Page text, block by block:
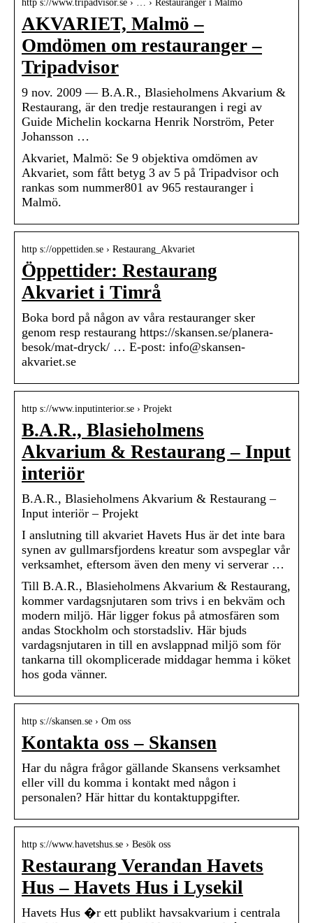
http s://www.tripadvisor.se › … › Restauranger i Malmö
AKVARIET, Malmö –
Omdömen om restauranger –
Tripadvisor
9 nov. 2009 — B.A.R., Blasieholmens Akvarium &
Restaurang, är den tredje restaurangen i regi av
Guide Michelin kockarna Henrik Norström, Peter
Johansson …
Akvariet, Malmö: Se 9 objektiva omdömen av
Akvariet, som fått betyg 3 av 5 på Tripadvisor och
rankas som nummer801 av 965 restauranger i
Malmö.
http s://oppettiden.se › Restaurang_Akvariet
Öppettider: Restaurang
Akvariet i Timrå
Boka bord på någon av våra restauranger sker
genom resp restaurang https://skansen.se/planera-
besok/mat-dryck/ … E-post: info@skansen-
akvariet.se
http s://www.inputinterior.se › Projekt
B.A.R., Blasieholmens
Akvarium & Restaurang – Input
interiör
B.A.R., Blasieholmens Akvarium & Restaurang –
Input interiör – Projekt
I anslutning till akvariet Havets Hus är det inte bara
synen av gullmarsfjordens kreatur som avspeglar vår
verksamhet, eftersom även den meny vi serverar …
Till B.A.R., Blasieholmens Akvarium & Restaurang,
kommer vardagsnjutaren som trivs i en bekväm och
modern miljö. Här ligger fokus på atmosfären som
andas Stockholm och storstadsliv. Här bjuds
vardagsnjutaren in till en avslappnad miljö som för
tankarna till okomplicerade middagar hemma i köket
hos goda vänner.
http s://skansen.se › Om oss
Kontakta oss – Skansen
Har du några frågor gällande Skansens verksamhet
eller vill du komma i kontakt med någon i
personalen? Här hittar du kontaktuppgifter.
http s://www.havetshus.se › Besök oss
Restaurang Verandan Havets
Hus – Havets Hus i Lysekil
Havets Hus �r ett publikt havsakvarium i centrala